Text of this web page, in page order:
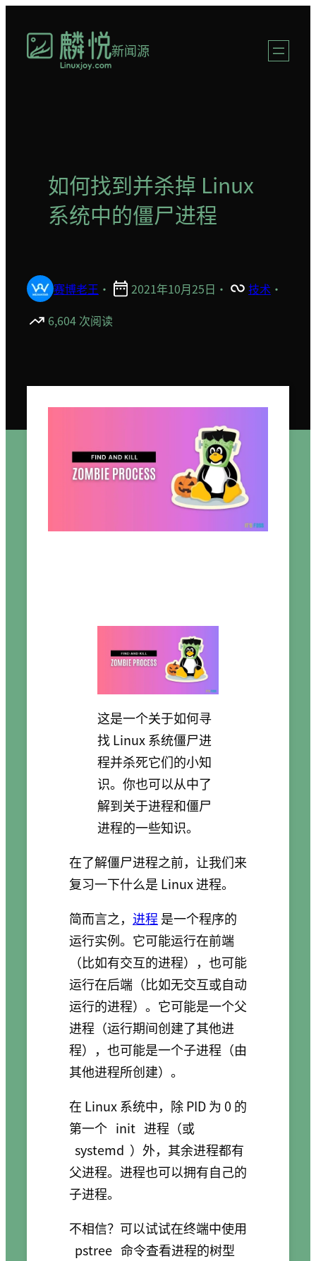
新闻源
如何找到并杀掉 Linux
系统中的僵尸进程
赛博老王 · 2021年10月25日 · 技术 ·
6,604 次阅读
这是一个关于如何寻
找 Linux 系统僵尸进
程并杀死它们的小知
识。你也可以从中了
解到关于进程和僵尸
进程的一些知识。
在了解僵尸进程之前，让我们来
复习一下什么是 Linux 进程。
简而言之， 进程 是一个程序的
运行实例。它可能运行在前端
（比如有交互的进程），也可能
运行在后端（比如无交互或自动
运行的进程）。它可能是一个父
进程（运行期间创建了其他进
程），也可能是一个子进程（由
其他进程所创建）。
在 Linux 系统中，除 PID 为 0 的
第一个 init 进程（或
systemd ）外，其余进程都有
父进程。进程也可以拥有自己的
子进程。
不相信？可以试试在终端中使用
pstree 命令查看进程的树型